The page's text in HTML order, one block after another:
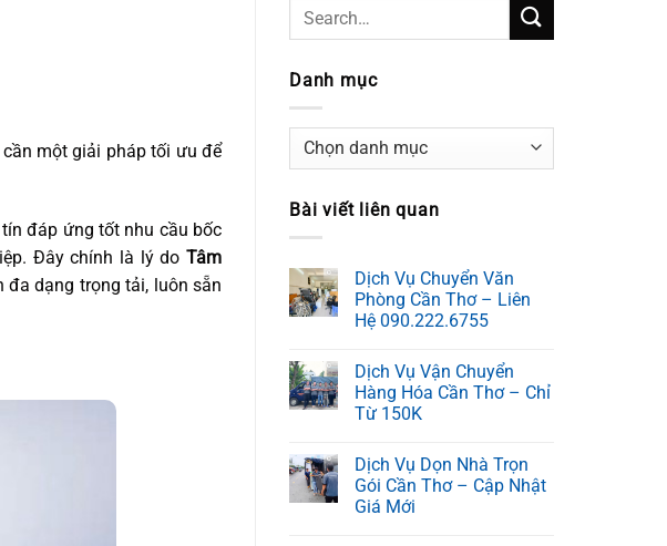
một giải pháp tối ưu để
đáp ứng tốt nhu cầu bốc
Đây chính là lý do Tâm
đa dạng trọng tải, luôn sẵn
Danh mục
Danh
mục
Bài viết liên quan
Dịch Vụ Chuyển Văn
Phòng Cần Thơ – Liên
Hệ 090.222.6755
Dịch Vụ Vận Chuyển
Hàng Hóa Cần Thơ – Chỉ
Từ 150K
Dịch Vụ Dọn Nhà Trọn
Gói Cần Thơ – Cập Nhật
Giá Mới